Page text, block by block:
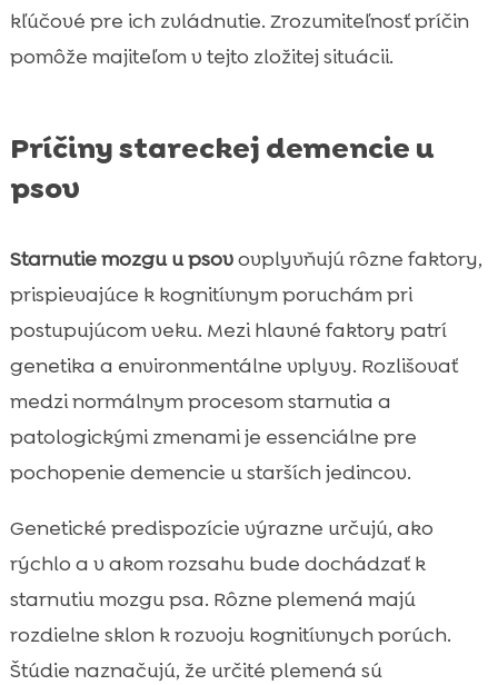
kľúčové pre ich zvládnutie. Zrozumiteľnosť príčin
pomôže majiteľom v tejto zložitej situácii.
Príčiny stareckej demencie u
psov
Starnutie mozgu u psovovplyvňujú rôzne faktory,
prispievajúce k kognitívnym poruchám pri
postupujúcom veku. Mezi hlavné faktory patrí
genetika a environmentálne vplyvy. Rozlišovať
medzi normálnym procesom starnutia a
patologickými zmenami je essenciálne pre
pochopenie demencie u starších jedincov.
Genetické predispozície výrazne určujú, ako
rýchlo a v akom rozsahu bude dochádzať k
starnutiu mozgu psa. Rôzne plemená majú
rozdielne sklon k rozvoju kognitívnych porúch.
Štúdie naznačujú, že určité plemená sú